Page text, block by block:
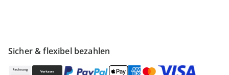
Sicher & flexibel bezahlen